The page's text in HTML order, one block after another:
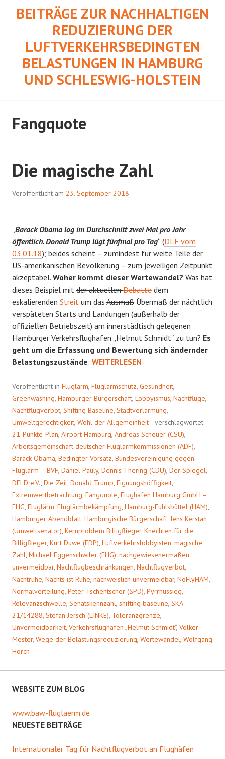
BEITRÄGE ZUR NACHHALTIGEN
REDUZIERUNG DER
LUFTVERKEHRSBEDINGTEN
BELASTUNGEN IN HAMBURG
UND SCHLESWIG-HOLSTEIN
Fangquote
Die magische Zahl
Veröffentlicht am 23. September 2018
„Barack Obama log im Durchschnitt zwei Mal pro Jahr
öffentlich. Donald Trump lügt fünfmal pro Tag“ (DLF vom
03.01.18); beides scheint – zumindest für weite Teile der
US-amerikanischen Bevölkerung – zum jeweiligen Zeitpunkt
akzeptabel. Woher kommt dieser Wertewandel? Was hat
dieses Beispiel mit der aktuellenDebatte dem
eskalierenden Streit um das Ausmaß Übermaß der nächtlich
verspäteten Starts und Landungen (außerhalb der
offiziellen Betriebszeit) am innerstädtisch gelegenen
Hamburger Verkehrsflughafen „Helmut Schmidt“ zu tun? Es
geht um die Erfassung und Bewertung sich ändernder
Belastungszustände: DIE
ZAHL
WEITERLESEN
Veröffentlicht in Fluglärm, Fluglärmschutz, Gesundheit,
Greenwashing, Hamburger Bürgerschaft, Lobbyismus, Nachtflüge,
Nachtflugverbot, Shifting Baseline, Stadtverlärmung,
Umweltgerechtigkeit, Wohl der Allgemeinheit
verschlagwortet
21-Punkte-Plan, Airport Hamburg, Andreas Scheuer (CSU),
Arbeitsgemeinschaft deutscher Fluglärmkommissionen (ADF),
Barack Obama, Bedingter Vorsatz, Bundesvereinigung gegen
Fluglärm – BVF, Daniel Pauly, Dennis Thering (CDU), Der Spiegel,
DFLD e.V., Die Zeit, Donald Trump, Eignungshöffigkeit,
Extremwertbetrachtung, Fangquote, Flughafen Hamburg GmbH –
FHG, Fluglärm, Fluglärmbekämpfung, Hamburg-Fuhlsbüttel (HAM),
Hamburger Abendblatt, Hamburgische Bürgerschaft, Jens Kerstan
(Umweltsenator), Kernproblem Billigflieger, Knechten für die
Billigflieger, Kurt Duwe (FDP), Luftverkehrslobbyisten, magische
Zahl, Michael Eggenschwiler (FHG), nachgewiesenermaßen
unvermeidbar, Nachtflugbeschränkungen, Nachtflugverbot,
Nachtruhe, Nachts ist Ruhe, nachweislich unvermeidbar, NoFlyHAM,
Normalverteilung, Peter Tschentscher (SPD), Pyrrhussieg,
Relevanzschwelle, Senatskennzahl, shifting baseline, SKA
21/14288, Stefan Jersch (LINKE), Toleranzgrenze,
Unvermeidbarkeit, Verkehrsflughafen „Helmut Schmidt“, Volker
Mester, Wege der Belastungsreduzierung, Wertewandel, Wolfgang
Horch
WEBSITE ZUM BLOG
www.baw-fluglaerm.de
NEUESTE BEITRÄGE
Internationaler Tag für Nachtflugverbot an Flughäfen